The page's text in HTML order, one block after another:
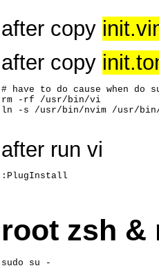
after copy
after copy
# have to do cause when do
rm -rf /usr/bin/vi
ln -s /usr/bin/nvim /usr/
after run vi
:PlugInstall
root zsh &
sudo su -